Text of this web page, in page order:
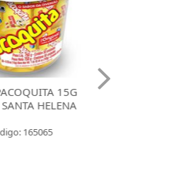
15G
HELENA
165065